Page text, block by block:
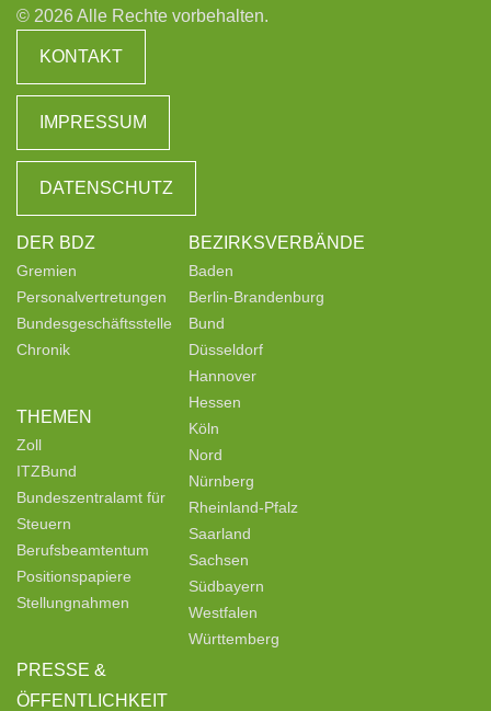
© 2026 Alle Rechte vorbehalten.
KONTAKT
IMPRESSUM
DATENSCHUTZ
DER BDZ
Gremien
Personalvertretungen
Bundesgeschäftsstelle
Chronik
THEMEN
Zoll
ITZBund
Bundeszentralamt für
Steuern
Berufsbeamtentum
Positionspapiere
Stellungnahmen
PRESSE &
ÖFFENTLICHKEIT
BEZIRKSVERBÄNDE
Baden
Berlin-Brandenburg
Bund
Düsseldorf
Hannover
Hessen
Köln
Nord
Nürnberg
Rheinland-Pfalz
Saarland
Sachsen
Südbayern
Westfalen
Württemberg